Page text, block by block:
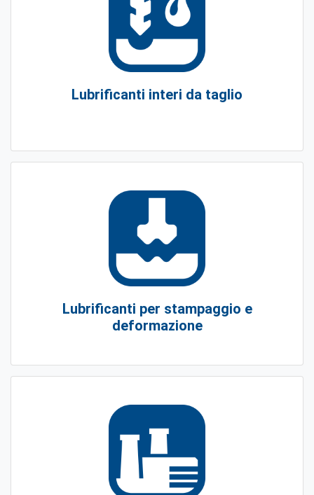
Lubrificanti interi da taglio
Lubrificanti per stampaggio e
deformazione